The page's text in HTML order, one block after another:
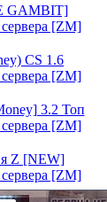
GAMBIT]
[ZM]
CS 1.6
[ZM]
3.2 Топ
[ZM]
Z [NEW]
[ZM]